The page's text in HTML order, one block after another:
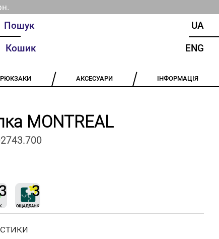
Кошик
UA
ENG
РЮКЗАКИ АКСЕСУАРИ ІНФОРМАЦІЯ
MONTREAL